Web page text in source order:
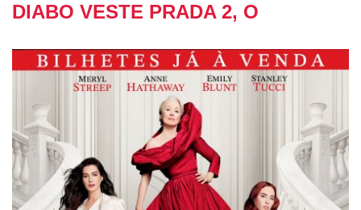
DIABO VESTE PRADA 2, O